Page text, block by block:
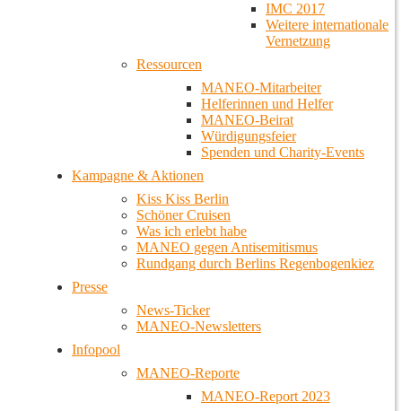
IMC 2017
Weitere internationale
Vernetzung
Ressourcen
MANEO-Mitarbeiter
Helferinnen und Helfer
MANEO-Beirat
Würdigungsfeier
Spenden und Charity-Events
Kampagne & Aktionen
Kiss Kiss Berlin
Schöner Cruisen
Was ich erlebt habe
MANEO gegen Antisemitismus
Rundgang durch Berlins Regenbogenkiez
Presse
News-Ticker
MANEO-Newsletters
Infopool
MANEO-Reporte
MANEO-Report 2023